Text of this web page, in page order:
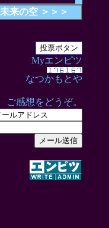
未来の空 ＞＞＞
Myエンピツ
なつかもとや
ご感想をどうぞ。